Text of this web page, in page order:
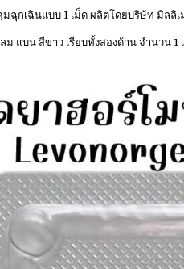
ฉุกเฉินแบบ 1 เม็ด ผลิตโดยบริษัท มิลลิ
ม แบน สีขาว เรียบทั้งสองด้าน จำนวน